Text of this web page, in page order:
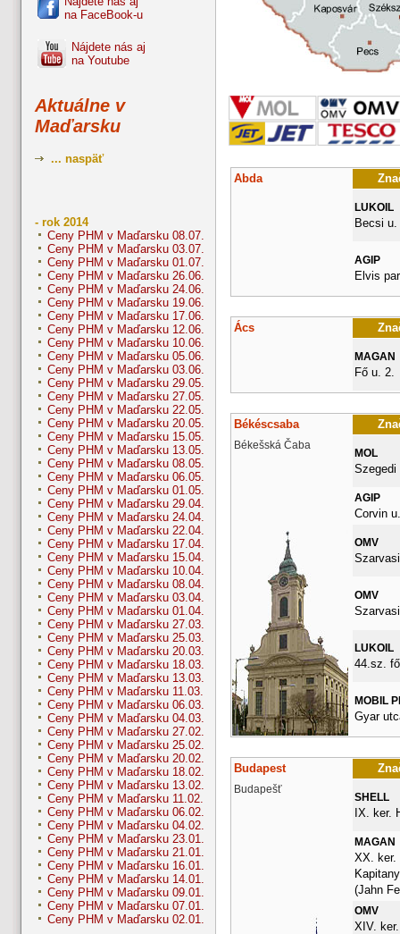
na FaceBook-u
Nájdete nás aj
na Youtube
Aktuálne v
Maďarsku
... naspäť
- rok 2014
Ceny PHM v Maďarsku 08.07.
Ceny PHM v Maďarsku 03.07.
Ceny PHM v Maďarsku 01.07.
Ceny PHM v Maďarsku 26.06.
Ceny PHM v Maďarsku 24.06.
Ceny PHM v Maďarsku 19.06.
Ceny PHM v Maďarsku 17.06.
Ceny PHM v Maďarsku 12.06.
Ceny PHM v Maďarsku 10.06.
Ceny PHM v Maďarsku 05.06.
Ceny PHM v Maďarsku 03.06.
Ceny PHM v Maďarsku 29.05.
Ceny PHM v Maďarsku 27.05.
Ceny PHM v Maďarsku 22.05.
Ceny PHM v Maďarsku 20.05.
Ceny PHM v Maďarsku 15.05.
Ceny PHM v Maďarsku 13.05.
Ceny PHM v Maďarsku 08.05.
Ceny PHM v Maďarsku 06.05.
Ceny PHM v Maďarsku 01.05.
Ceny PHM v Maďarsku 29.04.
Ceny PHM v Maďarsku 24.04.
Ceny PHM v Maďarsku 22.04.
Ceny PHM v Maďarsku 17.04.
Ceny PHM v Maďarsku 15.04.
Ceny PHM v Maďarsku 10.04.
Ceny PHM v Maďarsku 08.04.
Ceny PHM v Maďarsku 03.04.
Ceny PHM v Maďarsku 01.04.
Ceny PHM v Maďarsku 27.03.
Ceny PHM v Maďarsku 25.03.
Ceny PHM v Maďarsku 20.03.
Ceny PHM v Maďarsku 18.03.
Ceny PHM v Maďarsku 13.03.
Ceny PHM v Maďarsku 11.03.
Ceny PHM v Maďarsku 06.03.
Ceny PHM v Maďarsku 04.03.
Ceny PHM v Maďarsku 27.02.
Ceny PHM v Maďarsku 25.02.
Ceny PHM v Maďarsku 20.02.
Ceny PHM v Maďarsku 18.02.
Ceny PHM v Maďarsku 13.02.
Ceny PHM v Maďarsku 11.02.
Ceny PHM v Maďarsku 06.02.
Ceny PHM v Maďarsku 04.02.
Ceny PHM v Maďarsku 23.01.
Ceny PHM v Maďarsku 21.01.
Ceny PHM v Maďarsku 16.01.
Ceny PHM v Maďarsku 14.01.
Ceny PHM v Maďarsku 09.01.
Ceny PHM v Maďarsku 07.01.
Ceny PHM v Maďarsku 02.01.
Abda
LUKOIL
Becsi u.
AGIP
Elvis
Ács
MAGAN
Fő u. 2.
Békéscsaba
Békešská Čaba
MOL
Szegedi
AGIP
Corvin
OMV
OMV
LUKOIL
44.sz.
MOBIL
Gyar
Budapest
Budapešť
SHELL
IX. ker.
MAGAN
XX. ker.
(Jahn
OMV
XIV.